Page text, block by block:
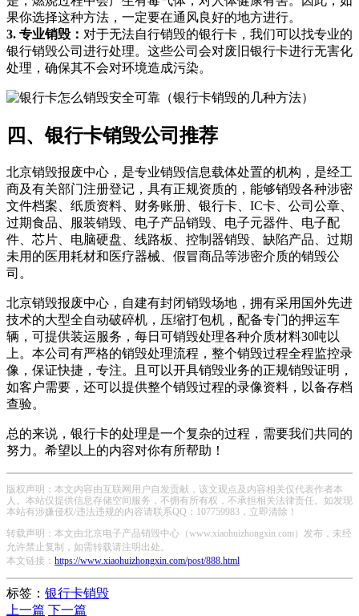
果你选择这种方法，一定要在通风良好的地方进行。
3. 专业销毁： 对于无法自行销毁的银行卡，我们可以找专业的
银行销毁公司进行处理。这些公司会对废旧银行卡进行无害化
处理，确保其不会对环境造成污染。
四、银行卡销毁公司推荐
北京销毁报废中心，是专业销毁信息载体处置的机构，是经工
商及有关部门注册登记，具有正规资质的，能够销毁各种涉密
文件档案、纸质资料、财务账册、银行卡、IC卡、公司公章、
过期食品、服装销毁、电子产品销毁、电子元器件、电子配
件、芯片、电脑硬盘、线路板、控制器销毁、缺陷产品、过期
未用的医用耗材和医疗器械、假冒商品等涉密介质的销毁公
司。
北京销毁报废中心，自建有封闭销毁场地，拥有采用国外先进
技术的大型全自动破碎机，压缩打包机，配备专门的押运车
辆，可提供装运服务，每日可销毁处理各种介质材料30吨以
上。本公司有严格的销毁处理流程，整个销毁过程全程监控录
像，保证快捷，专注。且可以开具销毁业务的正规销毁证明，
如客户需要，还可以提供整个销毁过程的录像资料，以备存档
查验。
总的来说，银行卡的处理是一个复杂的过程，需要我们共同的
努力。希望以上的内容对你有所帮助！
版权声明：本文内容由互联网用户自发贡献，该文观点及内容相关仅代表作者本
人。本站仅提供信息存储空间服务，不拥有所有权，不承担相关法律责任。如发现
本站有涉嫌侵权/违法违规的内容请联系QQ：107759983，立即清除！
转载声明：本文由北京电子产品销毁中心（www.xiaohuizhongxin.com）发布，未经
允许禁止复制，如需转载请注明出处。
本文链接： https://www.xiaohuizhongxin.com/post/888.html
标签： 银行卡销毁
上一篇 下一篇